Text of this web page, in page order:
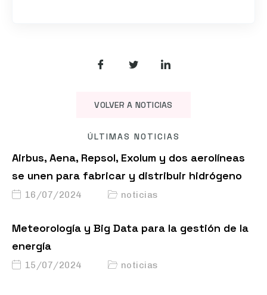
VOLVER A NOTICIAS
ÚLTIMAS NOTICIAS
Airbus, Aena, Repsol, Exolum y dos aerolíneas
se unen para fabricar y distribuir hidrógeno
16/07/2024 noticias
Meteorología y Big Data para la gestión de la
energía
15/07/2024 noticias